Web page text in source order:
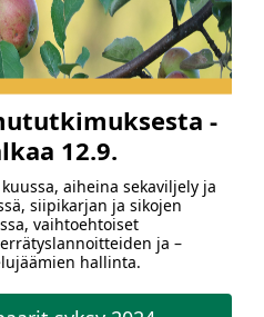
-
12.9.
aiheina sekaviljely ja
siipikarjan ja sikojen
vaihtoehtoiset
ja –
hallinta.